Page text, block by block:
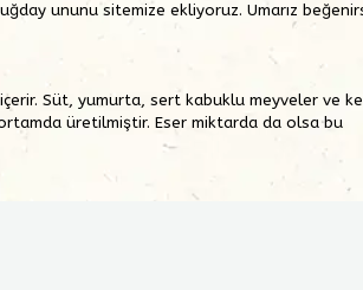
ununu sitemize ekliyoruz. Umarız
Süt, yumurta, sert kabuklu meyveler ve
üretilmiştir. Eser miktarda da olsa bu